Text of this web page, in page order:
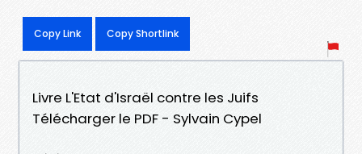
Copy Link Copy Shortlink
Livre L'Etat d'Israël contre les Juifs
Télécharger le PDF - Sylvain Cypel